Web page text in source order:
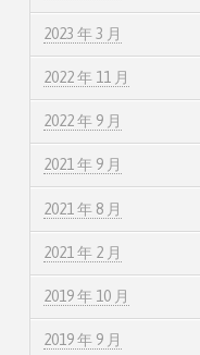
2023 年 3 月
2022 年 11 月
2022 年 9 月
2021 年 9 月
2021 年 8 月
2021 年 2 月
2019 年 10 月
2019 年 9 月